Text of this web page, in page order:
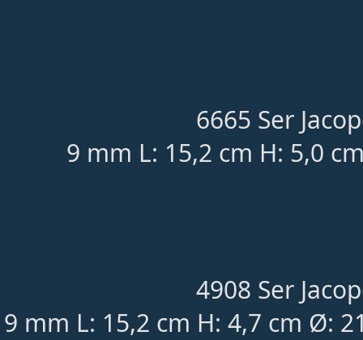
6665 Ser
9 mm L: 15,2 cm H: 5,0
4908 Ser
9 mm L: 15,2 cm H: 4,7 cm Ø: